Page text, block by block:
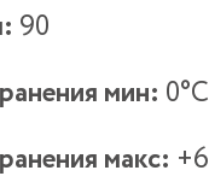
90
мин: 0°С
макс: